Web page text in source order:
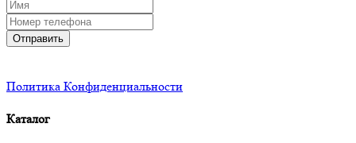
Отправить
Политика Конфиденциальности
Каталог